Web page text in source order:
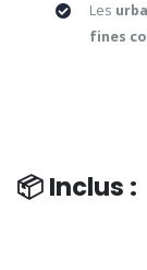
Les
fines
📦 Inclus :